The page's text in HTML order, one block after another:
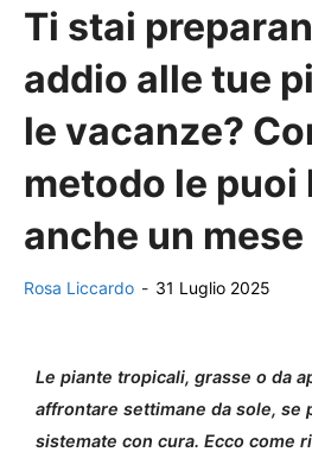
Ti stai
addio alle tue
le vacanze?
metodo le puoi
anche un mese
Rosa Liccardo - 31 Luglio 2025
Le piante tropicali, grasse o da
affrontare settimane da sole, se
sistemate con cura. Ecco come